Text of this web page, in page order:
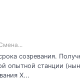
созревания.
опытной станции
Х...